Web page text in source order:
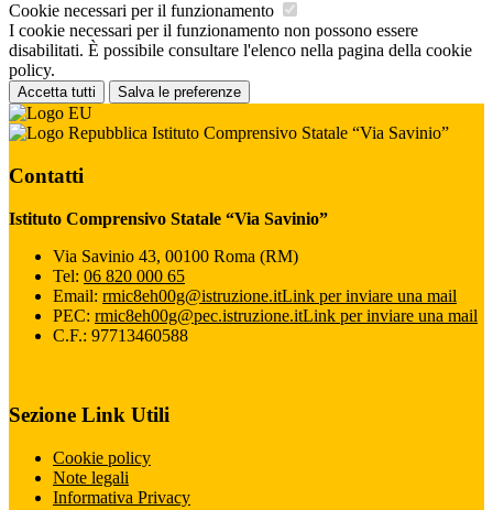
Cookie necessari per il funzionamento
I cookie necessari per il funzionamento non possono essere
disabilitati. È possibile consultare l'elenco nella pagina della cookie
policy.
Accetta tutti Salva le preferenze
Istituto Comprensivo Statale “Via Savinio”
Contatti
Istituto Comprensivo Statale “Via Savinio”
Via Savinio 43, 00100 Roma (RM)
Tel: 06 820 000 65
Email: rmic8eh00g@istruzione.itLink per inviare una mail
PEC: rmic8eh00g@pec.istruzione.itLink per inviare una mail
C.F.: 97713460588
Sezione Link Utili
Cookie policy
Note legali
Informativa Privacy